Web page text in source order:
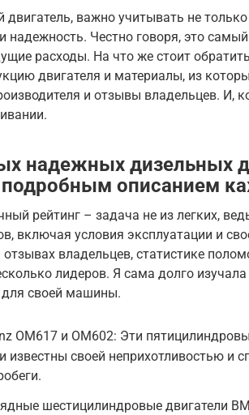
важно учитывать не
надежность. Честно говоря, это
расходы. На что же стоит
двигателя и материалы, из
и отзывы владельцев. И,
надежных дизельных
подробным описанием
рейтинг – задача не из легких,
включая условия эксплуатации и
владельцев, статистике
лидеров. Я сама долго
для своей машины.
OM617 и OM602: Эти
известны своей неприхотливостью и
шестицилиндровые двигатели